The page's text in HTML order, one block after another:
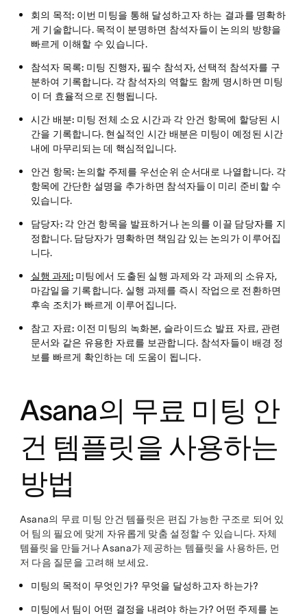
회의 목적: 이번 미팅을 통해 달성하고자 하는 결과를 명확하
게 기술합니다. 목적이 분명하면 참석자들이 논의의 방향을
빠르게 이해할 수 있습니다.
참석자 목록: 미팅 진행자, 필수 참석자, 선택적 참석자를 구
분하여 기록합니다. 각 참석자의 역할도 함께 명시하면 미팅
이 더 효율적으로 진행됩니다.
시간 배분: 미팅 전체 소요 시간과 각 안건 항목에 할당된 시
간을 기록합니다. 현실적인 시간 배분은 미팅이 예정된 시간
내에 마무리되는 데 핵심적입니다.
안건 항목: 논의할 주제를 우선순위 순서대로 나열합니다. 각
항목에 간단한 설명을 추가하면 참석자들이 미리 준비할 수
있습니다.
담당자:각 안건 항목을 발표하거나 논의를 이끌 담당자를 지
정합니다. 담당자가 명확하면 책임감 있는 논의가 이루어집
니다.
실행 과제:미팅에서 도출된 실행 과제와 각 과제의 소유자,
마감일을 기록합니다. 실행 과제를 즉시 작업으로 전환하면
후속 조치가 빠르게 이루어집니다.
참고 자료: 이전 미팅의 녹화본, 슬라이드쇼 발표 자료, 관련
문서와 같은 유용한 자료를 보관합니다. 참석자들이 배경 정
보를 빠르게 확인하는 데 도움이 됩니다.
Asana의 무료 미팅 안
건 템플릿을 사용하는
방법
Asana의 무료 미팅 안건 템플릿은 편집 가능한 구조로 되어 있
어 팀의 필요에 맞게 자유롭게 맞춤 설정할 수 있습니다. 자체
템플릿을 만들거나 Asana가 제공하는 템플릿을 사용하든, 먼
저 다음 질문을 고려해 보세요.
미팅의 목적이 무엇인가? 무엇을 달성하고자 하는가?
미팅에서 팀이 어떤 결정을 내려야 하는가? 어떤 주제를 논